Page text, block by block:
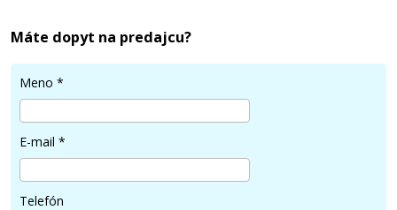
Pridať do košíka
Máte dopyt na predajcu?
Meno *
E-mail *
Telefón